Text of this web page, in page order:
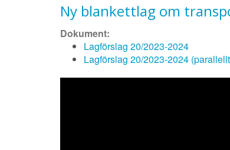
Ny blankettlag om
Dokument:
Lagförslag 20/2023-2024
Lagförslag 20/2023-2024